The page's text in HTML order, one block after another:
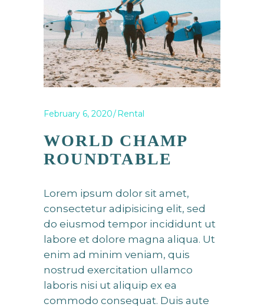
February 6, 2020 Rental
WORLD CHAMP
ROUNDTABLE
Lorem ipsum dolor sit amet,
consectetur adipisicing elit, sed
do eiusmod tempor incididunt ut
labore et dolore magna aliqua. Ut
enim ad minim veniam, quis
nostrud exercitation ullamco
laboris nisi ut aliquip ex ea
commodo consequat. Duis aute